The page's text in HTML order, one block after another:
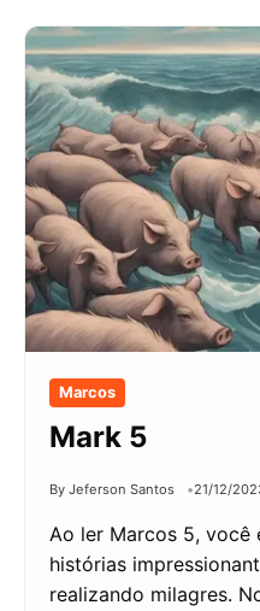
Marcos
Mark 5
By Jeferson Santos 21/12/
Ao ler Marcos 5, você
histórias
realizando milagres.